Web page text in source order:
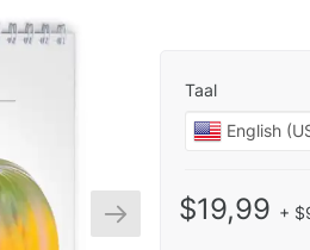
Taal
$19,99 +